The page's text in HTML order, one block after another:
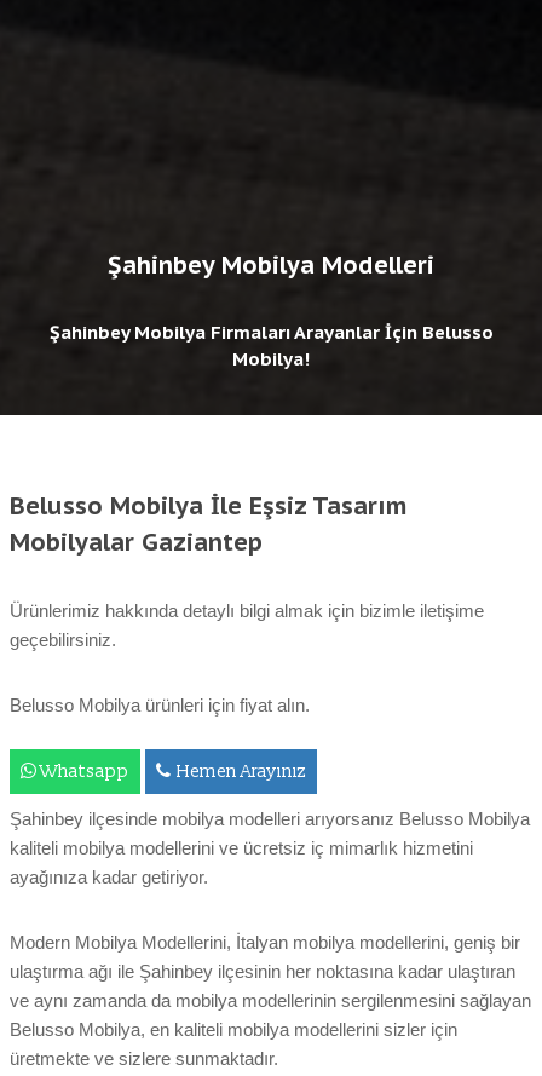
Şahinbey Mobilya Modelleri
Şahinbey Mobilya Firmaları Arayanlar İçin Belusso
Mobilya!
Belusso Mobilya İle Eşsiz Tasarım
Mobilyalar Gaziantep
Ürünlerimiz hakkında detaylı bilgi almak için bizimle iletişime
geçebilirsiniz.
Belusso Mobilya ürünleri için fiyat alın.
Whatsapp Hemen Arayınız
Şahinbey ilçesinde mobilya modelleri arıyorsanız Belusso Mobilya
kaliteli mobilya modellerini ve ücretsiz iç mimarlık hizmetini
ayağınıza kadar getiriyor.
Modern Mobilya Modellerini, İtalyan mobilya modellerini, geniş bir
ulaştırma ağı ile Şahinbey ilçesinin her noktasına kadar ulaştıran
ve aynı zamanda da mobilya modellerinin sergilenmesini sağlayan
Belusso Mobilya, en kaliteli mobilya modellerini sizler için
üretmekte ve sizlere sunmaktadır.